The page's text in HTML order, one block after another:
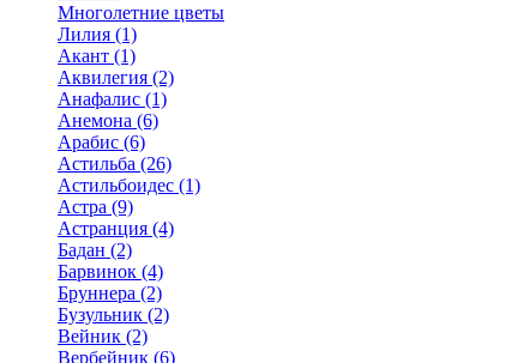
Многолетние цветы
Лилия (1)
Акант (1)
Аквилегия (2)
Анафалис (1)
Анемона (6)
Арабис (6)
Астильба (26)
Астильбоидес (1)
Астра (9)
Астранция (4)
Бадан (2)
Барвинок (4)
Бруннера (2)
Бузульник (2)
Вейник (2)
Вербейник (6)